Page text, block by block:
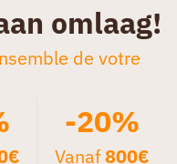
omlaag!
de votre
-20%
Vanaf800€